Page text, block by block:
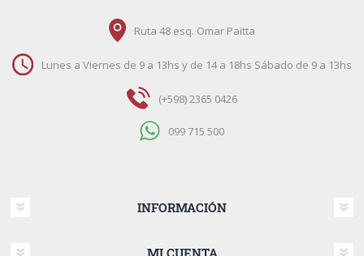
Ruta 48 esq. Omar Paitta
Lunes a Viernes de 9 a 13hs y de 14 a 18hs Sábado de 9 a 13hs
(+598) 2365 0426
099 715 500
INFORMACIÓN